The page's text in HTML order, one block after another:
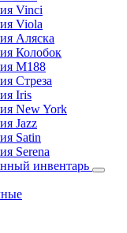
Vinci
Viola
Аляска
Колобок
М188
Стреза
Iris
New York
Jazz
Satin
Serena
инвентарь